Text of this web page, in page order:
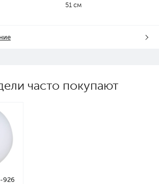
51 см
часто покупают
926